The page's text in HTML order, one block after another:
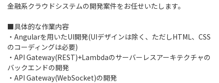
金融系クラウドシステムの開発案件をお任せいたします。
■具体的な作業内容
・Angularを用いたUI開発(UIデザインは除く、ただしHTML、CSS
のコーディングは必要)
・API Gateway(REST)+Lambdaのサーバーレスアーキテクチャの
バックエンドの開発
・API Gateway(WebSocket)の開発